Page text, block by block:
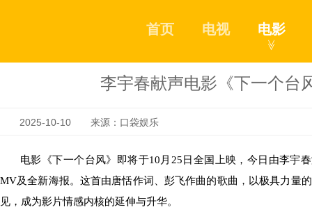
首页 电视 电影
≫
李宇春献声电影《下一个台
2025-10-10 来源：口袋娱乐
电影《下一个台风》即将于10 月 25 日 全国
上映，今日由李宇
MV及全新海报。这首由唐恬作词、彭飞作曲的歌曲，以极具力量
见，成为影片情感内核的延伸与升华。